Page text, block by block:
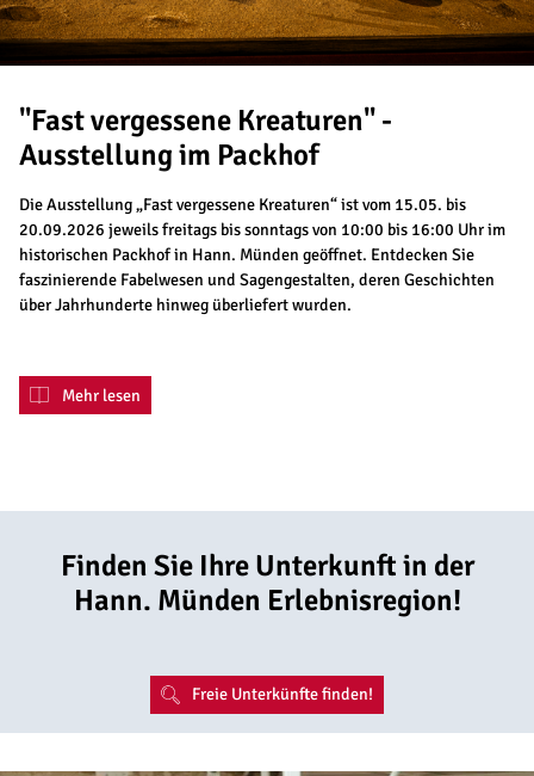
"Fast vergessene Kreaturen" -
Ausstellung im Packhof
Die Ausstellung „Fast vergessene Kreaturen“ ist vom 15.05. bis
20.09.2026 jeweils freitags bis sonntags von 10:00 bis 16:00 Uhr im
historischen Packhof in Hann. Münden geöffnet. Entdecken Sie
faszinierende Fabelwesen und Sagengestalten, deren Geschichten
über Jahrhunderte hinweg überliefert wurden.
Mehr lesen
Finden Sie Ihre Unterkunft in der
Hann. Münden Erlebnisregion!
Freie Unterkünfte finden!